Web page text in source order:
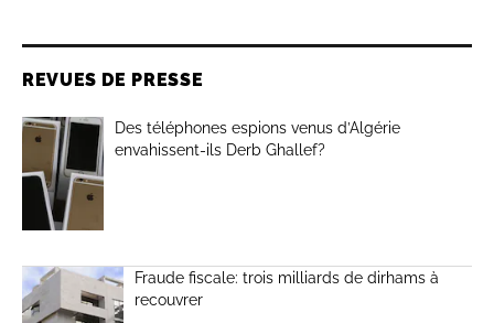
REVUES DE PRESSE
Des téléphones espions venus d’Algérie
envahissent-ils Derb Ghallef?
Fraude fiscale: trois milliards de dirhams à
recouvrer